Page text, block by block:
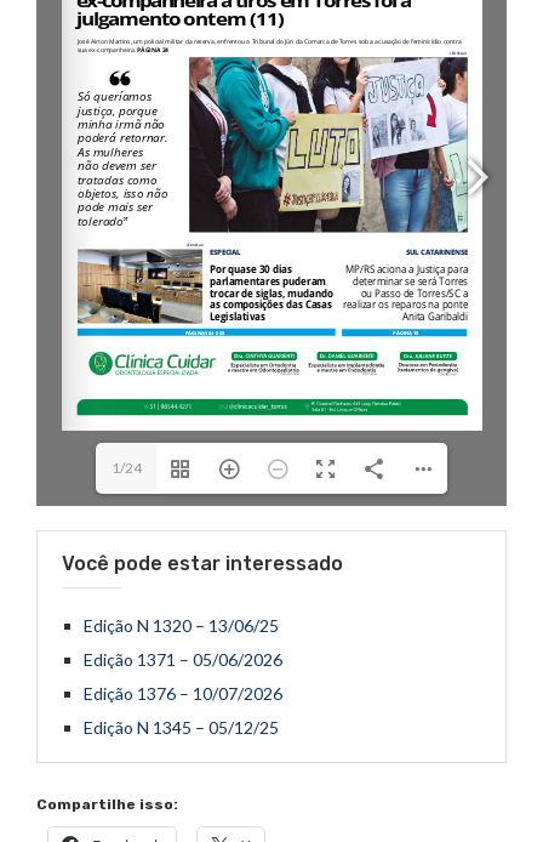
1/24
Você pode estar interessado
Edição N 1320 – 13/06/25
Edição 1371 – 05/06/2026
Edição 1376 – 10/07/2026
Edição N 1345 – 05/12/25
Compartilhe isso: